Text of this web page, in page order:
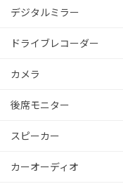
デジタルミラー
ドライブレコーダー
カメラ
後席モニター
スピーカー
カーオーディオ